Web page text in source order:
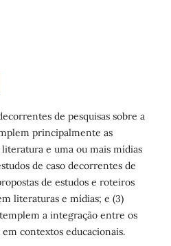
de pesquisas sobre a
principalmente as
e uma ou mais mídias
de caso decorrentes de
de estudos e roteiros
literaturas e mídias; e (3)
a integração entre os
contextos educacionais.